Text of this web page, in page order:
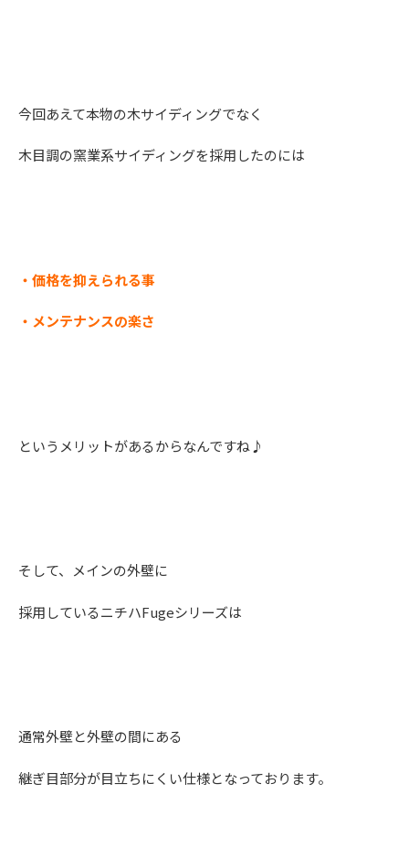
今回あえて本物の木サイディングでなく
木目調の窯業系サイディングを採用したのには
・価格を抑えられる事
・メンテナンスの楽さ
というメリットがあるからなんですね♪
そして、メインの外壁に
採用しているニチハFugeシリーズは
通常外壁と外壁の間にある
継ぎ目部分が目立ちにくい仕様となっております。